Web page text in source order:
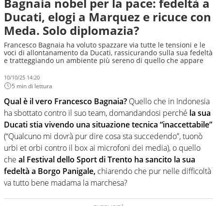
Ducati, elogi a Marquez e ricuce con
Meda. Solo diplomazia?
Francesco Bagnaia ha voluto spazzare via tutte le tensioni e le
voci di allontanamento da Ducati, rassicurando sulla sua fedeltà
e tratteggiando un ambiente più sereno di quello che appare
10/10/25 14:20
5 min di lettura
Qual è il vero Francesco Bagnaia? Quello che in Indonesia
ha sbottato contro il suo team, domandandosi perché la sua
Ducati stia vivendo una situazione tecnica “inaccettabile”
(“Qualcuno mi dovrà pur dire cosa sta succedendo”, tuonò
urbi et orbi contro il box ai microfoni dei media), o quello
che al Festival dello Sport di Trento ha sancito la sua
fedeltà a Borgo Panigale, chiarendo che pur nelle difficoltà
va tutto bene madama la marchesa?